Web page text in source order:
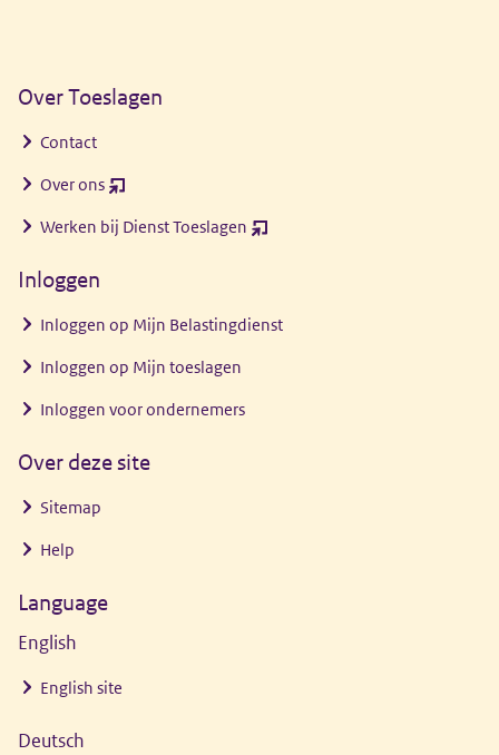
Over Toeslagen
Contact
Over ons (opent
venster)
Werken bij Dienst Toeslagen (opent
Inloggen
Inloggen op Mijn Belastingdienst
Inloggen op Mijn toeslagen
Inloggen voor ondernemers
Over deze site
Sitemap
Help
Language
English
English site
Deutsch